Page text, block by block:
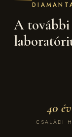
A
40 év
CSALÁDI